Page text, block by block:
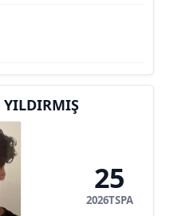
YILDIRMIŞ
25
2026TSPA